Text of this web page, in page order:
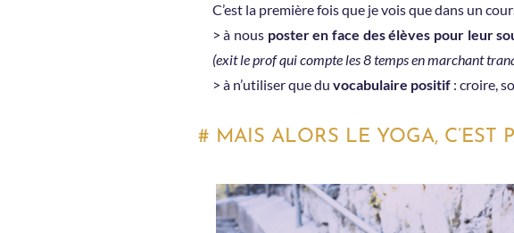
C’est la première fois que je vois que dans un
> à nous poster en face des élèves pour leur
(exit le prof qui compte les 8 temps en marchant
> à n’utiliser que du vocabulaire positif: croire,
# MAIS ALORS LE YOGA, C’EST